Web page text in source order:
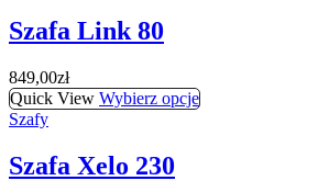
Szafa Link 80
849,00zł
Quick View Wybierz opcje
Szafy
Szafa Xelo 230